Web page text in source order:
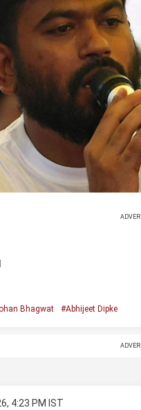
Bhagwat #Abhijeet Dipke
4:23 PM IST